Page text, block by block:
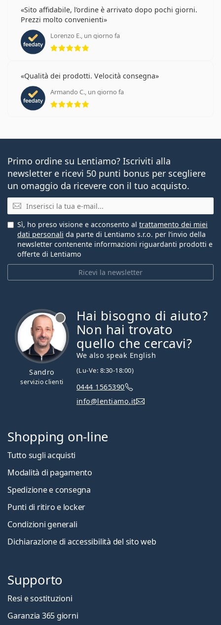
Sito affidabile, l’ordine è arrivato dopo pochi giorni.
Prezzi molto convenienti
Lorenzo E., un giorno fa
valutazione 5 di 5
Qualità dei prodotti. Velocità consegna
Armando C., un giorno fa
valutazione 5 di 5
Primo ordine su Lentiamo? Iscriviti alla
newsletter e ricevi 50 punti bonus per scegliere
un omaggio da ricevere con il tuo acquisto.
E-mail
Ricevi la newsletter
Sì, ho preso visione e acconsento al trattamento dei miei
dati personali da parte di Lentiamo s.r.o. per l’invio della
newsletter contenente informazioni riguardanti prodotti e
offerte di Lentiamo
Sandro
servizio clienti
Hai bisogno di aiuto?
Non hai trovato
quello che cercavi?
We also speak English
(Lu-Ve: 8:30-18:00)
0444 1565390
info@lentiamo.it
Shopping on-line
Tutto sugli acquisti
Modalità di pagamento
Spedizione e consegna
Punti di ritiro e locker
Condizioni generali
Dichiarazione di accessibilità del sito web
Supporto
Resi e sostituzioni
Garanzia 365 giorni